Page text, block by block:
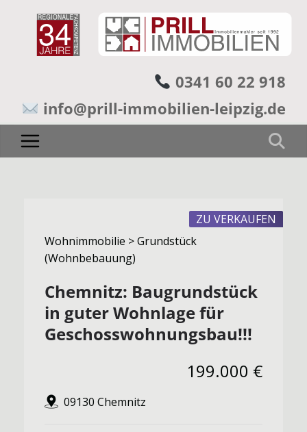
0341 60 22 918
info@prill-immobilien-leipzig.de
Wohnimmobilie > Grundstück
(Wohnbebauung)
ZU VERKAUFEN
Chemnitz: Baugrundstück
in guter Wohnlage für
Geschosswohnungsbau!!!
09130 Chemnitz
199.000 €